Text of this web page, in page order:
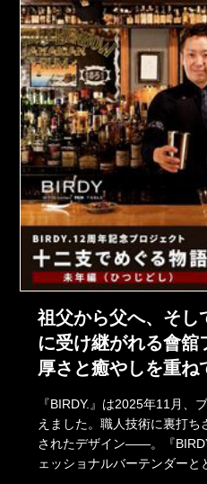
祖父から父へ、そ
に受け継がれる會
厚さと癒やしを重ね
『BIRDY.』は2025年11月、
えました。職人技術に裏打ち
されたデザイン――。『
ェッショナルバーテンダーと